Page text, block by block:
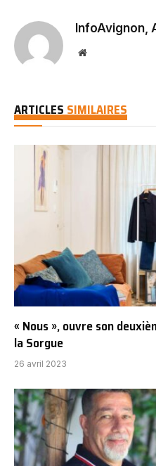
InfoAvignon,
Website
ARTICLES SIMILAIRES
« Nous », ouvre son
la Sorgue
26 avril 2023